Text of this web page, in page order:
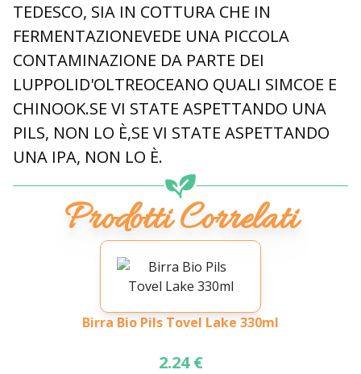
TEDESCO, SIA IN COTTURA CHE IN
FERMENTAZIONEVEDE UNA PICCOLA
CONTAMINAZIONE DA PARTE DEI
LUPPOLID'OLTREOCEANO QUALI SIMCOE E
CHINOOK.SE VI STATE ASPETTANDO UNA
PILS, NON LO È,SE VI STATE ASPETTANDO
UNA IPA, NON LO È.
Prodotti Correlati
Birra Bio Pils Tovel Lake 330ml
2.24 €